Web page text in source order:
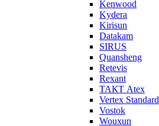
Kenwood
Kydera
Kirisun
Datakam
SIRUS
Quansheng
Retevis
Rexant
ТАКТ Atex
Vertex Standard
Vostok
Wouxun